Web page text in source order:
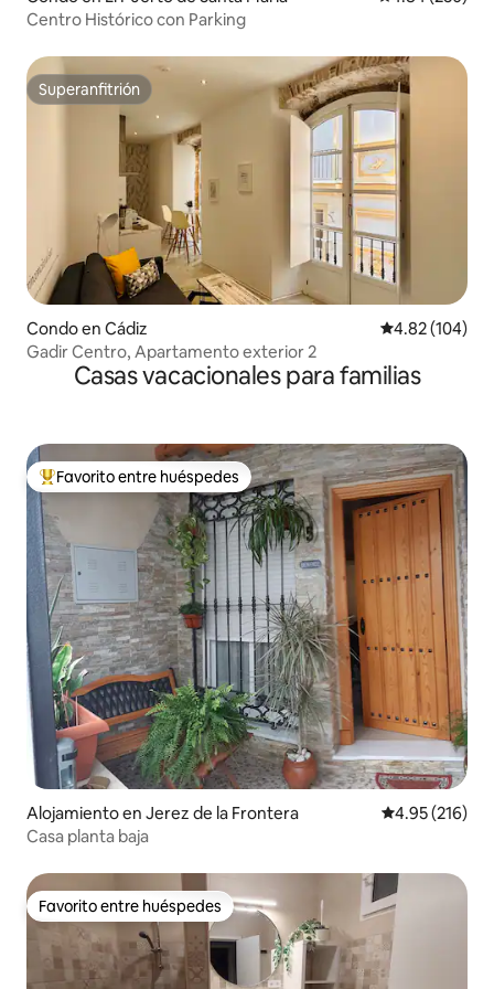
Centro Histórico con Parking
Superanfitrión
Superanfitrión
Condo en Cádiz Calificación
4.82 (104)
Gadir Centro, Apartamento exterior 2
Casas vacacionales para familias
Favorito entre huéspedes preferido
Favorito entre huéspedes
Alojamiento en Jerez de la Frontera Calificación
4.95 (216)
Casa planta baja
Favorito entre huéspedes
Favorito entre huéspedes